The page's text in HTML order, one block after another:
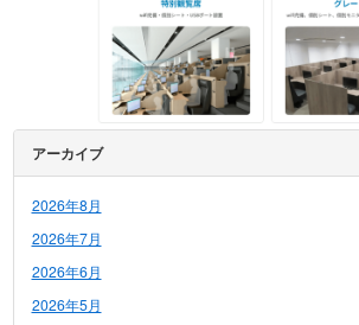
アーカイブ
2026年8月
2026年7月
2026年6月
2026年5月